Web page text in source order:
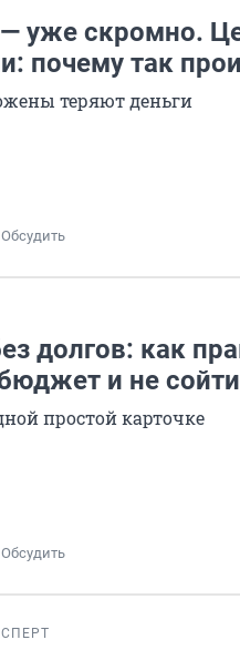
уже скромно.
почему так
теряют деньги
Обсудить
долгов: как
и не
простой карточке
Обсудить